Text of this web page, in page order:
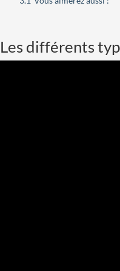
Les différents